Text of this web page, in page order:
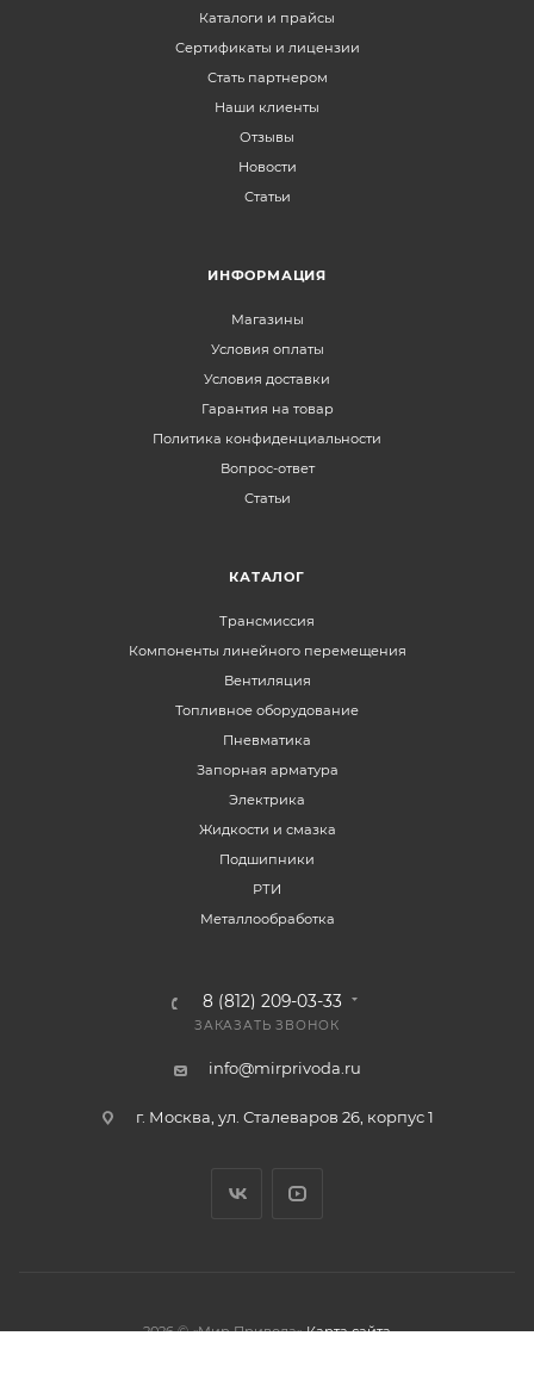
Каталоги и прайсы
Сертификаты и лицензии
Стать партнером
Наши клиенты
Отзывы
Новости
Статьи
ИНФОРМАЦИЯ
Магазины
Условия оплаты
Условия доставки
Гарантия на товар
Политика конфиденциальности
Вопрос-ответ
Статьи
КАТАЛОГ
Трансмиссия
Компоненты линейного перемещения
Вентиляция
Топливное оборудование
Пневматика
Запорная арматура
Электрика
Жидкости и смазка
Подшипники
РТИ
Металлообработка
8 (812) 209-03-33
ЗАКАЗАТЬ ЗВОНОК
info@mirprivoda.ru
г. Москва, ул. Сталеваров 26, корпус 1
2026 © «Мир Привода» Карта сайта